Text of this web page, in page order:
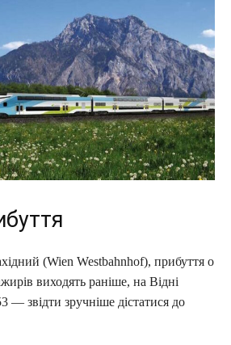
(Wien Westbahnhof), прибуття о
виходять раніше, на Відні
— звідти зручніше дістатися до